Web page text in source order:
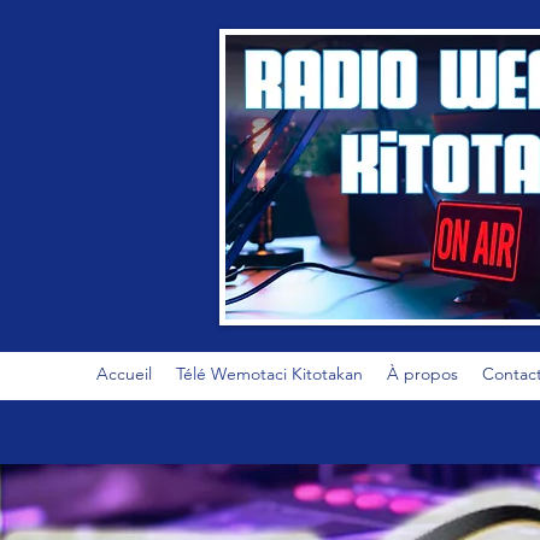
Accueil Télé Wemotaci Kitotakan À propos